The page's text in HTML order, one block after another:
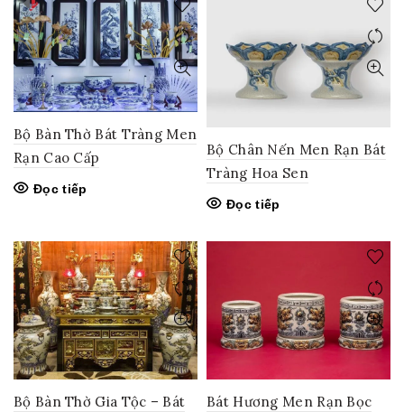
Bộ Bàn Thờ Bát Tràng Men
Rạn Cao Cấp
Đọc tiếp
Bộ Chân Nến Men Rạn Bát
Tràng Hoa Sen
Đọc tiếp
Bộ Bàn Thờ Gia Tộc – Bát
Bát Hương Men Rạn Bọc